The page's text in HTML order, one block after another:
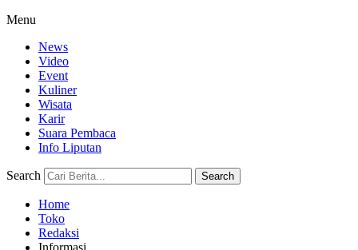
Menu
News
Video
Event
Kuliner
Wisata
Karir
Suara Pembaca
Info Liputan
Search Search
Home
Toko
Redaksi
Informasi